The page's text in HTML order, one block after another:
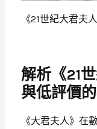
《21世紀大君夫
解析《21
與低評價
《大君夫人》在